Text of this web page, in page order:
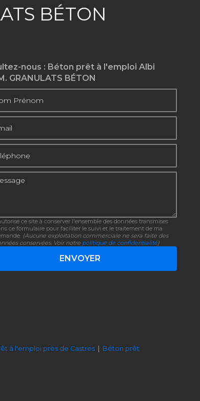
BÉTON
nous : Béton prêt à l'emploi Albi
GRANULATS BÉTON
ce site à conserver l'ensemble des données transmises
ce formulaire pour faciliter le suivi et le traitement de ma
(Aucune exploitation commerciale ne sera faite des
conservées. Voir notre politique de confidentialité)
à l'emploi près de Castres| Béton prêt